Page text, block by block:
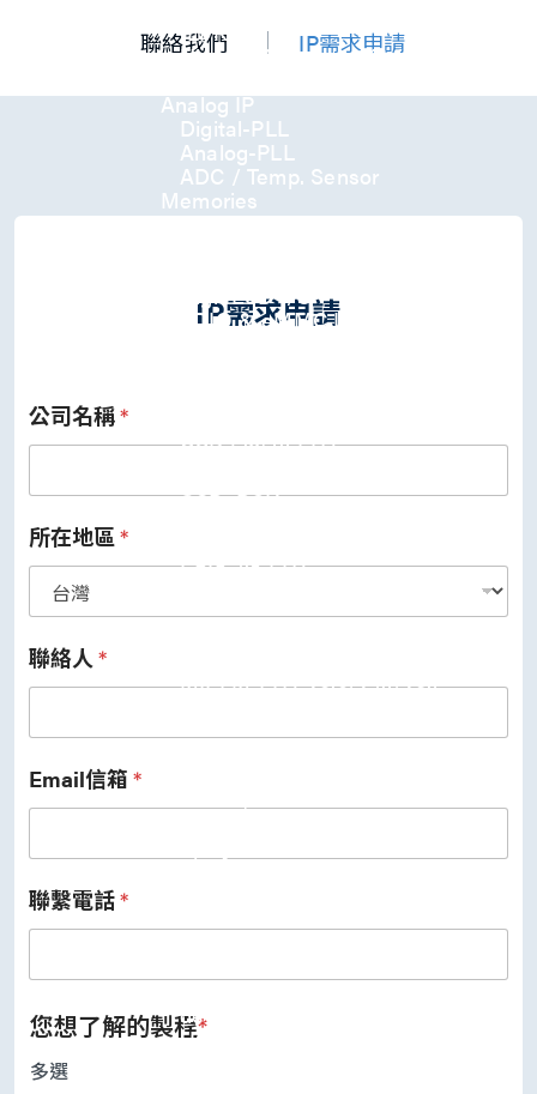
(LPKT)
High Performance Kit (HPKT)
Analog IP
Digital-PLL
Analog-PLL
ADC / Temp. Sensor
Memories
Memory Compiler
High ESD I/O
SDIO & eMMC I/O
USB 2.0/1.1 PHY
USB_BCK
PCIe 4.0 PHY
MIPI M-PHY v5.0/v4.1/v3.1
UniPro Controller 2.0 (host /
device)
UniPro Controller 1.8 (host /
聯絡我們 IP需求申請
IP需求申請
公司名稱*
所在地區*
聯絡人*
Email信箱 *
聯繫電話*
您想了解的製程*
多選